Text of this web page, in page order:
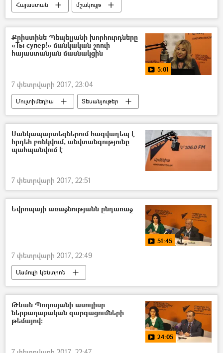
Հայաստան մշակույթ
Քրիստինե Պեպելյանի խորհուրդները
«Ты супер!» մանկական շոուի
հայաստանյան մասնակցին
5:01
7 փետրվարի 2017, 23:04
Մուլտիմեդիա Տեսանյութեր
Մանկապարտեզներում հազվադեպ է
հրդեհ բռնկվում, անվտանգությունը
պահպանվում է
7 փետրվարի 2017, 22:51
Եվրոպայի առաջնությանն ընդառաջ
51:45
7 փետրվարի 2017, 22:49
Մամուլի կենտրոն
Տեսանյութեր մամուլի կենտրոնից
Թևան Պողոսյանի ասուլիսը
ներքաղաքական զարգացումների
թեմայով։
24:05